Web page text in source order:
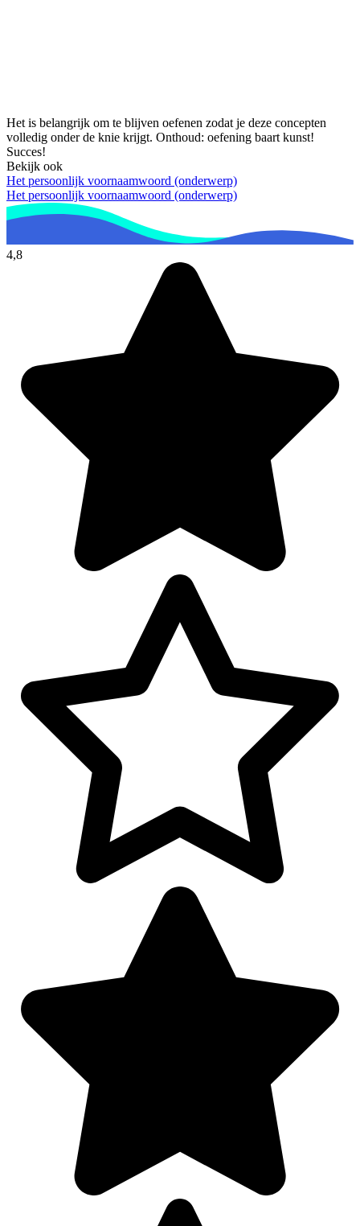
Het is belangrijk om te blijven oefenen zodat je deze concepten
volledig onder de knie krijgt. Onthoud: oefening baart kunst!
Succes!
Bekijk ook
Het persoonlijk voornaamwoord (onderwerp)
Het persoonlijk voornaamwoord (onderwerp)
4,8